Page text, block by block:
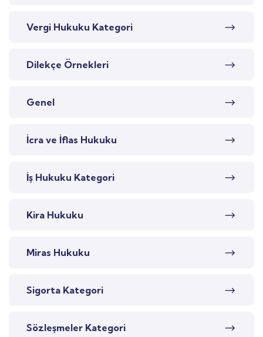
Vergi Hukuku Kategori
Dilekçe Örnekleri
Genel
İcra ve İflas Hukuku
İş Hukuku Kategori
Kira Hukuku
Miras Hukuku
Sigorta Kategori
Sözleşmeler Kategori